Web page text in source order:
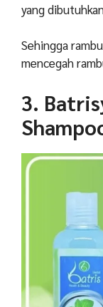
yang
Sehingga
mencegah
3.